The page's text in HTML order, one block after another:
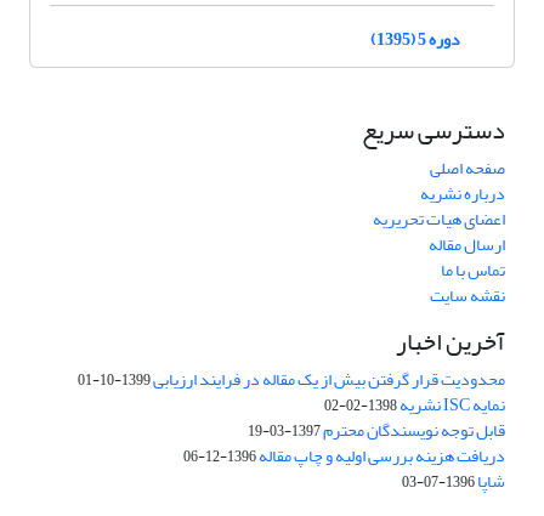
دوره 5 (1395)
دسترسی سریع
صفحه اصلی
درباره نشریه
اعضای هیات تحریریه
ارسال مقاله
تماس با ما
نقشه سایت
آخرین اخبار
محدودیت قرار گرفتن بیش از یک مقاله در فرایند ارزیابی1399-10-01
نمایه ISC نشریه 1398-02-02
قابل توجه نویسندگان محترم1397-03-19
دریافت هزینه بررسی اولیه و چاپ مقاله1396-12-06
شاپا1396-07-03